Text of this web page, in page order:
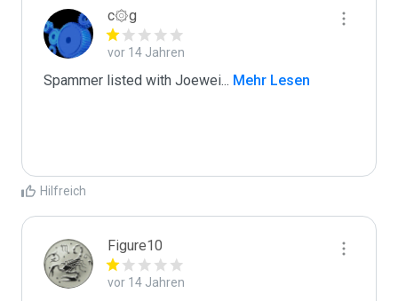
c۞g
vor 14 Jahren
Spammer listed with Joewei... Mehr Lesen
Hilfreich
Figure10
vor 14 Jahren